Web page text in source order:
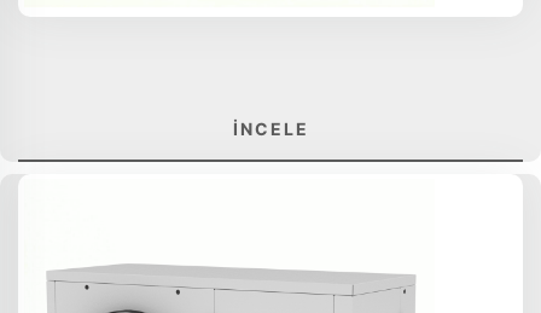
İNCELE